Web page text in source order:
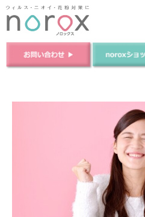
ノロックス
ノロックス
商品に
法人のお
ご購入は